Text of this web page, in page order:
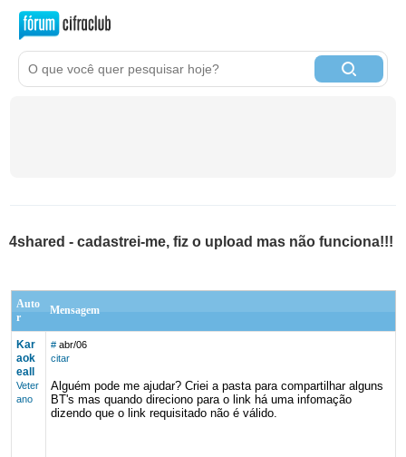
4shared - cadastrei-me, fiz o upload mas não funciona!!!
Auto
r
Mensagem
Kar
aok
eall
Veter
ano
# abr/06
citar
Alguém pode me ajudar? Criei a pasta para compartilhar alguns
BT's mas quando direciono para o link há uma infomação
dizendo que o link requisitado não é válido.